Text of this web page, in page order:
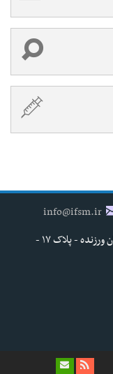
info@ifsm.ir
تهران - خیابان شهید مفتح جنوبی - خیابان ورزنده - پلاک ۱۷ -